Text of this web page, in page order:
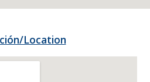
Location